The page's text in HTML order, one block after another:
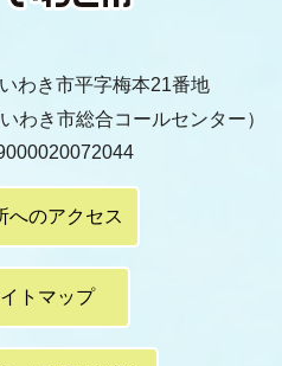
わき市平字梅本21番地
いわき市総合コールセンター）
へのアクセス
トマップ